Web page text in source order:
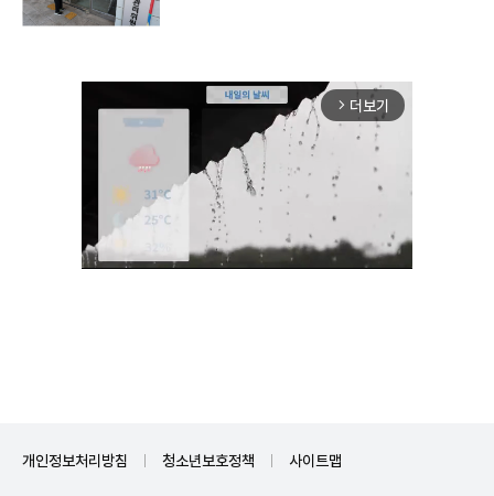
arrow_forward_ios 더보기
개인정보처리방침 청소년보호정책 사이트맵